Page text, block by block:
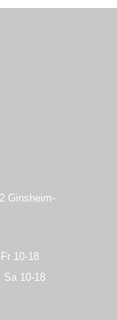
Ginsheim-
10-18
Sa 10-18